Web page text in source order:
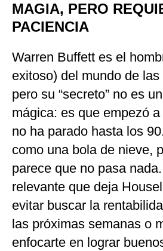
MAGIA, PERO
PACIENCIA
Warren Buffett es el
exitoso) del mundo de
pero su “secreto” no es
mágica: es que empezó
no ha parado hasta los
como una bola de nieve,
parece que no pasa
relevante que deja
evitar buscar la
las próximas semanas o
enfocarte en lograr